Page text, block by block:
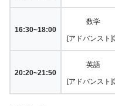
16:30~18:00
数学
[アドバンスト
20:20~21:50
英語
[アドバンスト